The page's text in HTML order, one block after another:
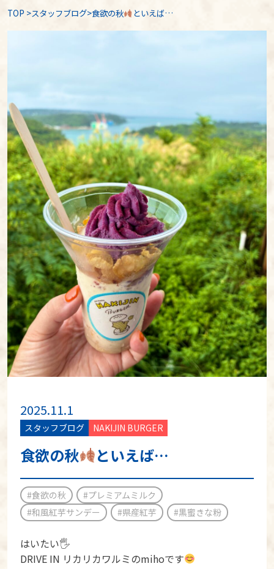
TOP >スタッフブログ>食欲の秋 といえば…
2025.11.1
スタッフブログ NAKIJIN BURGER
食欲の秋 といえば…
#食欲の秋
#プレミアムミルク
#和風紅芋サンデー
#県産紅芋 #黒蜜きな粉
はいたい🖐️
DRIVE IN リカリカワルミのmihoです